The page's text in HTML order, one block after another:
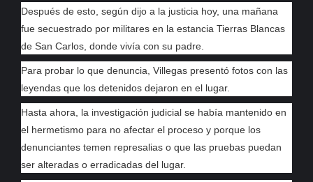
Después de esto, según dijo a la justicia hoy, una mañana
fue secuestrado por militares en la estancia Tierras Blancas
de San Carlos, donde vivía con su padre.
Para probar lo que denuncia, Villegas presentó fotos con las
leyendas que los detenidos dejaron en el lugar.
Hasta ahora, la investigación judicial se había mantenido en
el hermetismo para no afectar el proceso y porque los
denunciantes temen represalias o que las pruebas puedan
ser alteradas o erradicadas del lugar.